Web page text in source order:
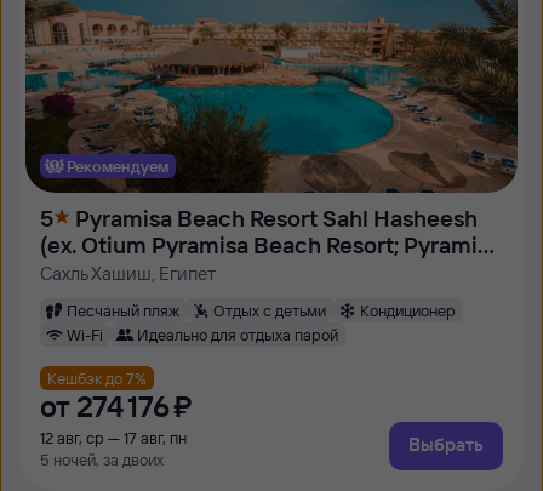
Рекомендуем
5
Pyramisa Beach Resort Sahl Hasheesh
(ex. Otium Pyramisa Beach Resort; Pyramisa
Sahl Hasheesh)
Сахль Хашиш, Египет
Песчаный пляж Отдых с детьми
Кондиционер
Wi-Fi
Идеально для отдыха парой
Кешбэк до 7%
от 274 ⁠176 ⁠₽
12 авг, ср — 17 авг, пн
5 ночей, за двоих
Выбрать